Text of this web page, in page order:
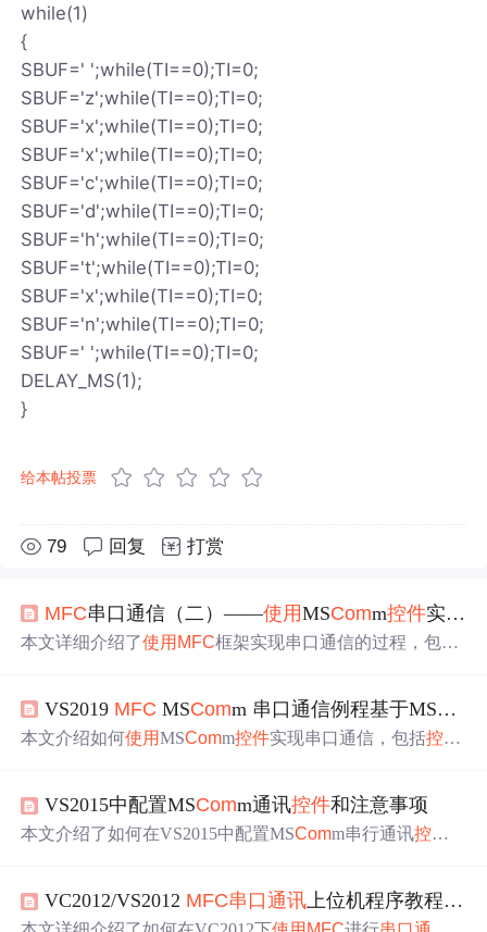
while(1)
{
SBUF=' ';while(TI==0);TI=0;
SBUF='z';while(TI==0);TI=0;
SBUF='x';while(TI==0);TI=0;
SBUF='x';while(TI==0);TI=0;
SBUF='c';while(TI==0);TI=0;
SBUF='d';while(TI==0);TI=0;
SBUF='h';while(TI==0);TI=0;
SBUF='t';while(TI==0);TI=0;
SBUF='x';while(TI==0);TI=0;
SBUF='n';while(TI==0);TI=0;
SBUF=' ';while(TI==0);TI=0;
DELAY_MS(1);
}
给本帖投票
79 回复 打赏
MFC串口通信（二）——使用MSComm控件实现串口通信
本文详细介绍了使用 MFC框架实现串口通信的过程，包括
作，并提供了自动扫描串口的实现方法。
VS2019 MFC MSComm 串口通信例程基于MSCom
本文介绍如何使用MSComm控件实现串口通信，包括控件
VS2015中配置MSComm通讯控件和注意事项
本文介绍了如何在VS2015中配置MSComm串行通讯控件
VS2015中注册和使用 MSComm控件的步骤，同时强调了
版本不兼容的注意事项。
VC2012/VS2012 MFC串口通讯上位机程序教程笔记